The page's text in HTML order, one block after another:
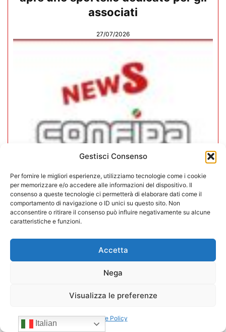
Gestisci Consenso
Per fornire le migliori esperienze, utilizziamo tecnologie come i cookie
per memorizzare e/o accedere alle informazioni del dispositivo. Il
consenso a queste tecnologie ci permetterà di elaborare dati come il
comportamento di navigazione o ID unici su questo sito. Non
acconsentire o ritirare il consenso può influire negativamente su alcune
caratteristiche e funzioni.
Accetta
Nega
Visualizza le preferenze
Cookie Policy
associati
27/07/2026
In CONFIDA l’ingresso di 4 nuovi
associati
Italian